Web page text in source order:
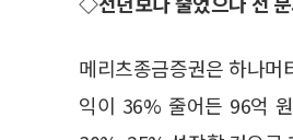
메리츠종금증권은 하나
익이 36% 줄어든 96억